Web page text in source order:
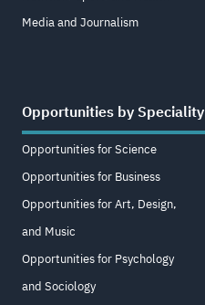
Media and Journalism
Opportunities by Speciality
Opportunities for Science
Opportunities for Business
Opportunities for Art, Design,
and Music
Opportunities for Psychology
and Sociology